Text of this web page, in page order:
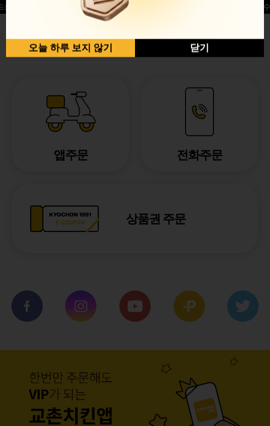
글윙
반반순살[레드+허니]
허니옥
앱주문 전화주문
상품권 주문
오늘 하루 보지 않기 닫기